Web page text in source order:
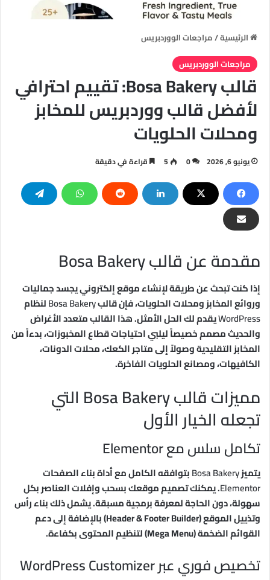
الرئيسية/مراجعات الووردبريس
مراجعات الووردبريس
قالب Bosa Bakery: تقييم احترافي
لأفضل قالب ووردبريس للمخابز
ومحلات الحلويات
يونيو 6, 2026 0
5 قراءة في دقيقة
مقدمة عن قالب Bosa Bakery
إذا كنت تبحث عن طريقة لإنشاء موقع إلكتروني يجسد جماليات
وروائع المخابز ومحلات الحلويات، فإن قالبBosa Bakeryلنظام
WordPressيقدم لك الحل الأمثل. هذا القالب متعدد الأغراض
والحديث مصمم خصيصاً ليلبي احتياجات قطاع المخبوزات، بدءاً من
المخابز التقليدية وصولاً إلى متاجر الكعك، محلات الدونات،
الكافيهات، ومصانع الحلويات الفاخرة.
مميزات قالب Bosa Bakery التي
تجعله الخيار الأول
تكامل سلس مع Elementor
يتميزBosa Bakeryبتوافقه الكامل مع أداة بناء الصفحات
Elementor. يمكنك تصميم موقعك بسحب وإفلات العناصر بكل
سهولة، دون الحاجة لمعرفة برمجية مسبقة. يشمل ذلك بناء رأس
وتذييل الموقع (Header & Footer Builder) بالإضافة إلى دعم
القوائم الضخمة (Mega Menu) لتنظيم المحتوى بكفاءة.
تخصيص فوري عبر WordPress Customizer